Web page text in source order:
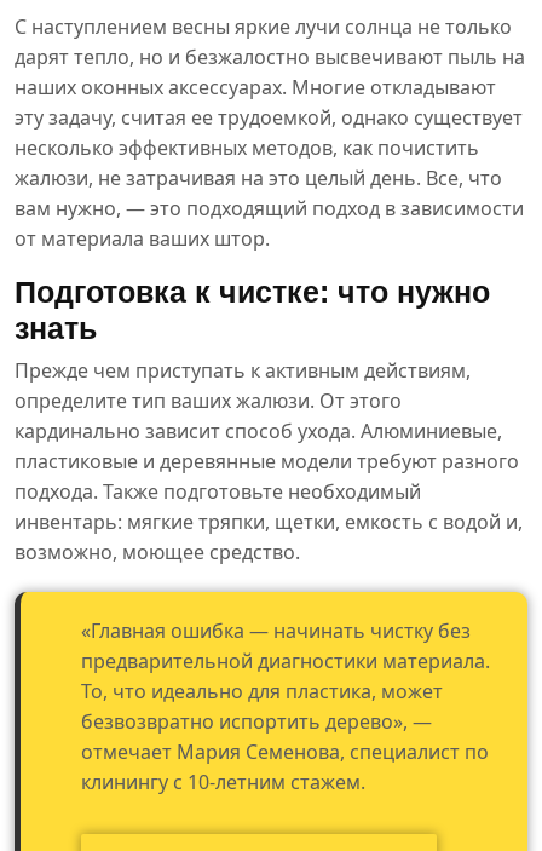
С наступлением весны яркие лучи солнца не только
дарят тепло, но и безжалостно высвечивают пыль на
наших оконных аксессуарах. Многие откладывают
эту задачу, считая ее трудоемкой, однако существует
несколько эффективных методов, как почистить
жалюзи, не затрачивая на это целый день. Все, что
вам нужно, — это подходящий подход в зависимости
от материала ваших штор.
Подготовка к чистке: что нужно
знать
Прежде чем приступать к активным действиям,
определите тип ваших жалюзи. От этого
кардинально зависит способ ухода. Алюминиевые,
пластиковые и деревянные модели требуют разного
подхода. Также подготовьте необходимый
инвентарь: мягкие тряпки, щетки, емкость с водой и,
возможно, моющее средство.
«Главная ошибка — начинать чистку без
предварительной диагностики материала.
То, что идеально для пластика, может
безвозвратно испортить дерево», —
отмечает Мария Семенова, специалист по
клинингу с 10-летним стажем.